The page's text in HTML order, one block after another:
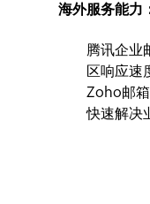
海外服务能力
腾讯企业
区响应速
Zoho邮
快速解决